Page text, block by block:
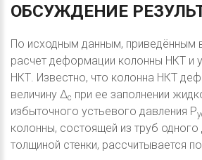
ОБСУЖДЕНИЕ
По исходным данным, приведённым
расчет деформации колонны НКТ и
НКТ. Известно, что колонна НКТ
величину Δc при ее заполнении
избыточного устьевого давления P
колонны, состоящей из труб
толщиной стенки, рассчитывается